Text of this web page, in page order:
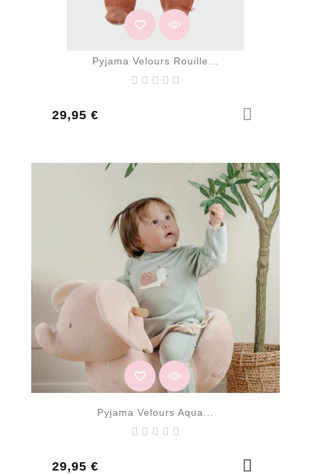
Pyjama Velours Rouille...
29,95 €
Prix
Pyjama Velours Aqua...
29,95 €
Prix